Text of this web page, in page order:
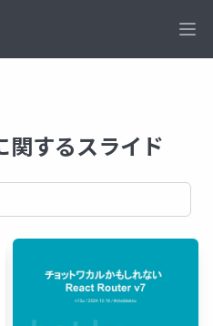
するスライド